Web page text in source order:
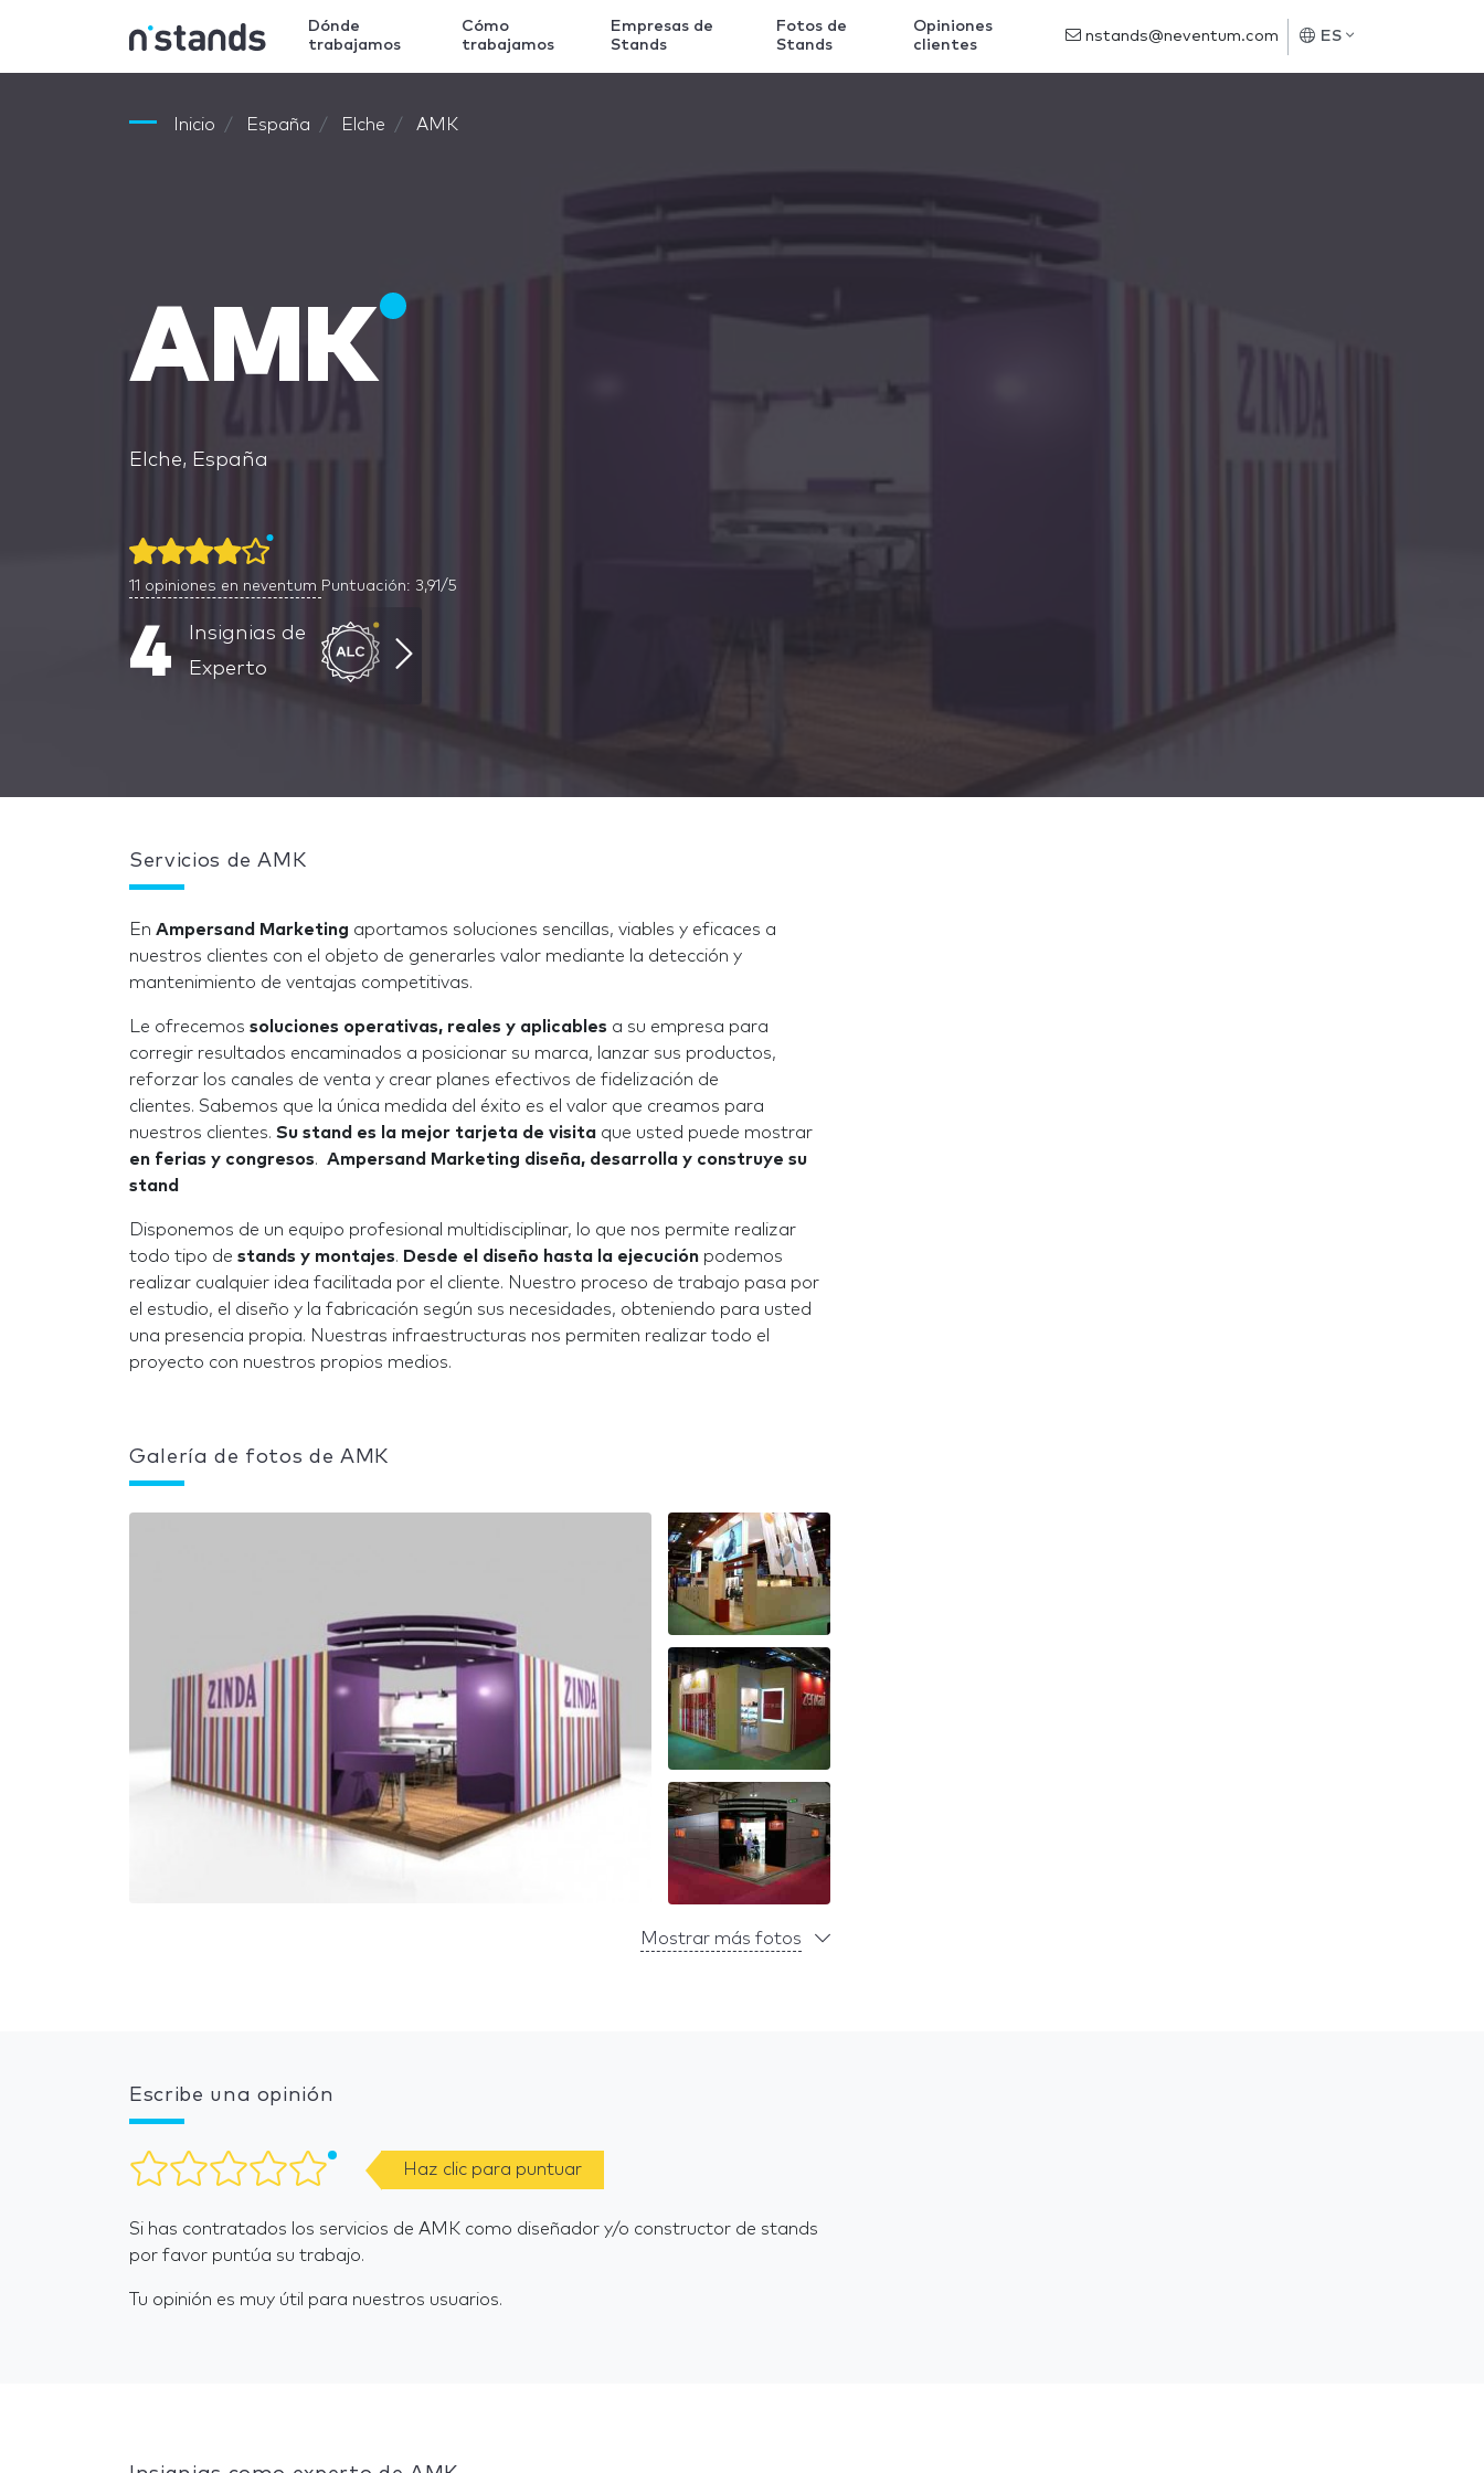
Dónde
trabajamos
Cómo
trabajamos
Empresas de
Stands
Fotos de
Stands
Opiniones
clientes
nstands@neventum.com ES
Inicio España Elche AMK
AMK
Elche, España
11 opiniones en neventum Puntuación: 3,91/5
4
Insignias de
Experto
Servicios de AMK
En Ampersand Marketing aportamos soluciones sencillas, viables y eficaces a
nuestros clientes con el objeto de generarles valor mediante la detección y
mantenimiento de ventajas competitivas.
Le ofrecemos soluciones operativas, reales y aplicables a su empresa para
corregir resultados encaminados a posicionar su marca, lanzar sus productos,
reforzar los canales de venta y crear planes efectivos de fidelización de
clientes. Sabemos que la única medida del éxito es el valor que creamos para
nuestros clientes. Su stand es la mejor tarjeta de visita que usted puede mostrar
en ferias y congresos. Ampersand Marketing diseña, desarrolla y construye su
stand
Disponemos de un equipo profesional multidisciplinar, lo que nos permite realizar
todo tipo de stands y montajes. Desde el diseño hasta la ejecución podemos
realizar cualquier idea facilitada por el cliente. Nuestro proceso de trabajo pasa por
el estudio, el diseño y la fabricación según sus necesidades, obteniendo para usted
una presencia propia. Nuestras infraestructuras nos permiten realizar todo el
proyecto con nuestros propios medios.
Galería de fotos de AMK
Mostrar más fotos
Escribe una opinión
Haz clic para puntuar
Si has contratados los servicios de AMK como diseñador y/o constructor de stands
por favor puntúa su trabajo.
Tu opinión es muy útil para nuestros usuarios.